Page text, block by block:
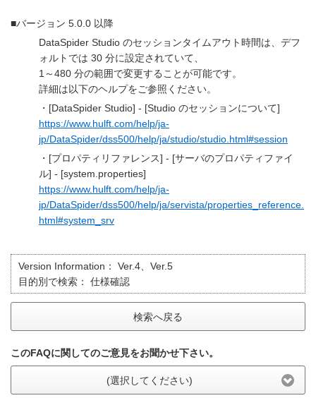
■バージョン 5.0.0 以降
DataSpider Studio のセッションタイムアウト時間は、デフ
ォルトでは 30 分に設定されていて、
1～480 分の範囲で変更することが可能です。
詳細は以下のヘルプをご参照ください。
・[DataSpider Studio] - [Studio のセッションについて]
https://www.hulft.com/help/ja-
jp/DataSpider/dss500/help/ja/studio/studio.html#session
・[プロパティリファレンス] - [サーバのプロパティファイ
ル] - [system.properties]
https://www.hulft.com/help/ja-
jp/DataSpider/dss500/help/ja/servista/properties_reference.
html#system_srv
Version Information：
Ver.4、Ver.5
目的別で検索：
仕様確認
検索へ戻る
このFAQに関してのご意見をお聞かせ下さい。
(選択してください)